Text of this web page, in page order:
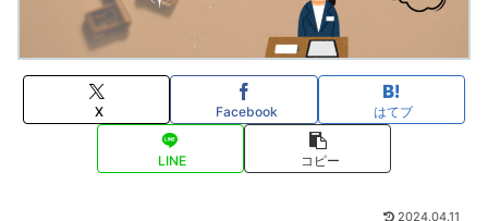
X Facebook はてブ
LINE コピー
2024.04.11